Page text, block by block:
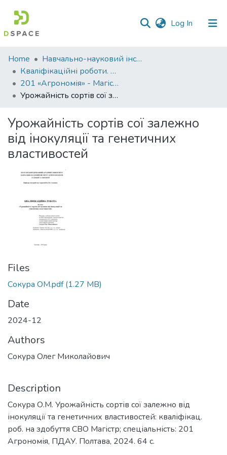
Log In (current)
Communities
&
Collections
All of DSpace
Statistics
Home
Навчально-науковий інститут агротехнологій, селекції та екології
Кваліфікаційні роботи. ННІ агротехнологій, селекції та екології
201 «Агрономія» - Магістри 2024-2025
Урожайність сортів сої залежно від інокуляції та генетичних властивостей
Урожайність сортів сої залежно
від інокуляції та генетичних
властивостей
Files
Сокура ОМ.pdf(1.27 MB)
Date
2024-12
Authors
Сокура Олег Миколайович
Description
Сокура О.М. Урожайність сортів сої залежно від
інокуляції та генетичних властивостей: кваліфікац.
роб. на здобуття СВО Магістр; спеціальність: 201
Агрономія, ПДАУ. Полтава, 2024. 64 с.